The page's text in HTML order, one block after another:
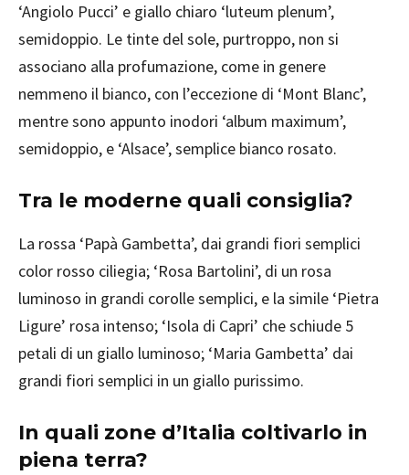
‘Angiolo Pucci’ e giallo chiaro ‘luteum plenum’,
semidoppio. Le tinte del sole, purtroppo, non si
associano alla profumazione, come in genere
nemmeno il bianco, con l’eccezione di ‘Mont Blanc’,
mentre sono appunto inodori ‘album maximum’,
semidoppio, e ‘Alsace’, semplice bianco rosato.
Tra le moderne quali consiglia?
La rossa ‘Papà Gambetta’, dai grandi fiori semplici
color rosso ciliegia; ‘Rosa Bartolini’, di un rosa
luminoso in grandi corolle semplici, e la simile ‘Pietra
Ligure’ rosa intenso; ‘Isola di Capri’ che schiude 5
petali di un giallo luminoso; ‘Maria Gambetta’ dai
grandi fiori semplici in un giallo purissimo.
In quali zone d’Italia coltivarlo in
piena terra?